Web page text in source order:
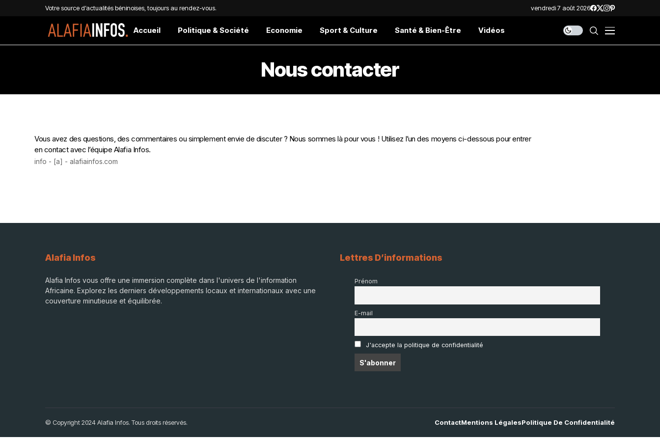
Votre source d’actualités béninoises, toujours au rendez-vous. vendredi 7 août 2026
Accueil Politique & Société Economie Sport & Culture Santé & Bien-Être Vidéos
Nous contacter
Vous avez des questions, des commentaires ou simplement envie de discuter ? Nous sommes là pour vous ! Utilisez l’un des moyens ci-dessous pour entrer
en contact avec l’équipe Alafia Infos.
info - [a] - alafiainfos.com
Alafia Infos
Alafia Infos vous offre une immersion complète dans l'univers de l'information
Africaine. Explorez les derniers développements locaux et internationaux avec une
couverture minutieuse et équilibrée.
Lettres D’informations
Prénom
E-mail
J'accepte la politique de confidentialité
© Copyright 2024 Alafia Infos. Tous droits réservés. ContactMentions LégalesPolitique De Confidentialité